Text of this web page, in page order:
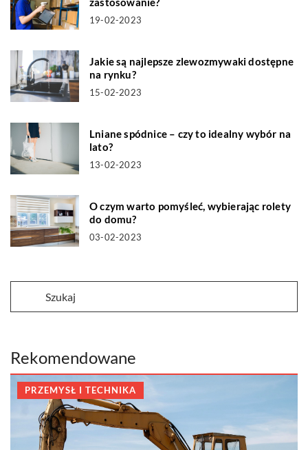
19-02-2023
Jakie są najlepsze zlewozmywaki dostępne
na rynku?
15-02-2023
Lniane spódnice – czy to idealny wybór na
lato?
13-02-2023
O czym warto pomyśleć, wybierając rolety
do domu?
03-02-2023
Rekomendowane
PRZEMYSŁ I TECHNIKA